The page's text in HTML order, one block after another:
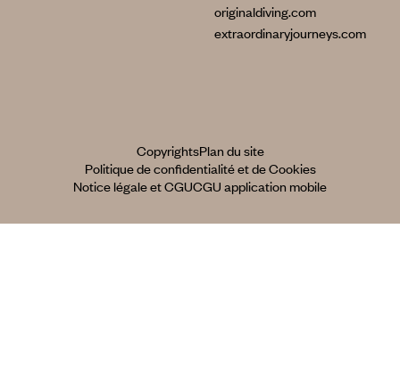
originaldiving.com
extraordinaryjourneys.com
CopyrightsPlan du site
Politique de confidentialité et de Cookies
Notice légale et CGUCGU application mobile